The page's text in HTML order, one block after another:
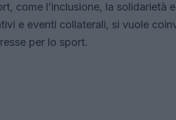
come l’inclusione, la solidarietà
e eventi collaterali, si vuole
per lo sport.